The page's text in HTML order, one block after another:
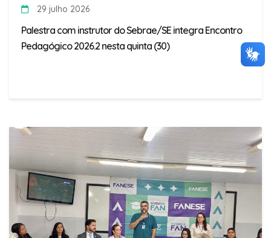
29 julho 2026
Palestra com instrutor do Sebrae/SE integra Encontro
Pedagógico 2026.2 nesta quinta (30)